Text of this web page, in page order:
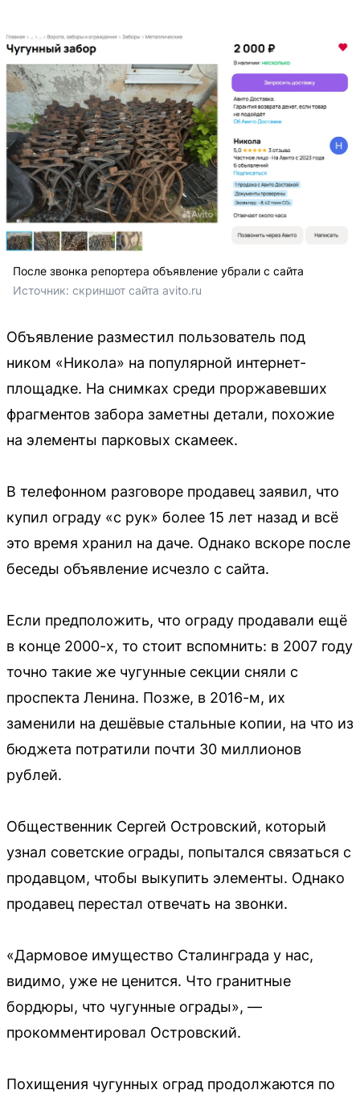
После звонка репортера объявление убрали с сайта
Источник: скриншот сайта avito.ru
Объявление разместил пользователь под
ником «Никола» на популярной интернет-
площадке. На снимках среди проржавевших
фрагментов забора заметны детали, похожие
на элементы парковых скамеек.
В телефонном разговоре продавец заявил, что
купил ограду «с рук» более 15 лет назад и всё
это время хранил на даче. Однако вскоре после
беседы объявление исчезло с сайта.
Если предположить, что ограду продавали ещё
в конце 2000-х, то стоит вспомнить: в 2007 году
точно такие же чугунные секции сняли с
проспекта Ленина. Позже, в 2016-м, их
заменили на дешёвые стальные копии, на что из
бюджета потратили почти 30 миллионов
рублей.
Общественник Сергей Островский, который
узнал советские ограды, попытался связаться с
продавцом, чтобы выкупить элементы. Однако
продавец перестал отвечать на звонки.
«Дармовое имущество Сталинграда у нас,
видимо, уже не ценится. Что гранитные
бордюры, что чугунные ограды», —
прокомментировал Островский.
Похищения чугунных оград продолжаются по